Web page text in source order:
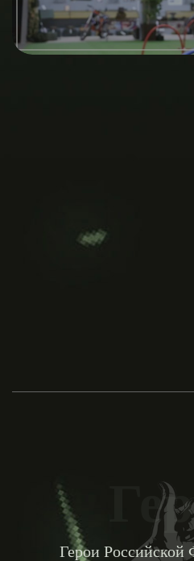
Герои